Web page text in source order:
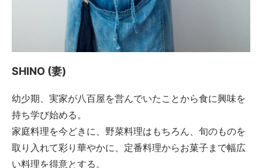
SHINO (妻)
幼少期、実家が八百屋を営んでいたことから食に興味を
持ち学び始める。
家庭料理を今どきに、野菜料理はもちろん、旬のものを
取り入れて彩り華やかに、定番料理からお菓子まで幅広
い料理を得意とする。